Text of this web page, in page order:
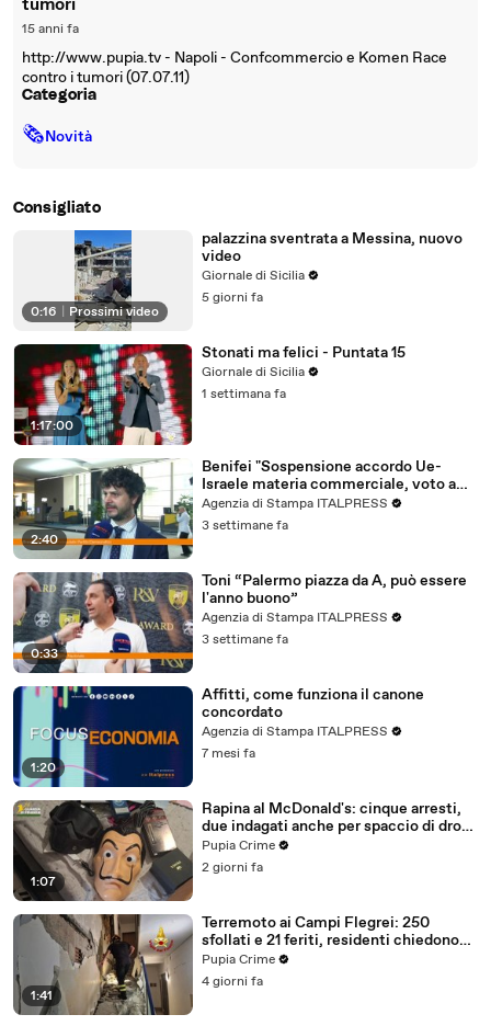
tumori
15 anni fa
http://www.pupia.tv - Napoli - Confcommercio e Komen Race
contro i tumori (07.07.11)
Categoria
🗞Novità
Consigliato
0:16 Prossimi video
palazzina sventrata a Messina, nuovo
video
Giornale di Sicilia
5 giorni fa
1:17:00
Stonati ma felici - Puntata 15
Giornale di Sicilia
1 settimana fa
2:40
Benifei "Sospensione accordo Ue-
Israele materia commerciale, voto a
maggioranza"
Agenzia di Stampa ITALPRESS
3 settimane fa
0:33
Toni “Palermo piazza da A, può essere
l'anno buono”
Agenzia di Stampa ITALPRESS
3 settimane fa
1:20
Affitti, come funziona il canone
concordato
Agenzia di Stampa ITALPRESS
7 mesi fa
1:07
Rapina al McDonald's: cinque arresti,
due indagati anche per spaccio di droga
(03.08.26)
Pupia Crime
2 giorni fa
1:41
Terremoto ai Campi Flegrei: 250
sfollati e 21 feriti, residenti chiedono
certezze sul futuro (01.08.26)
Pupia Crime
4 giorni fa